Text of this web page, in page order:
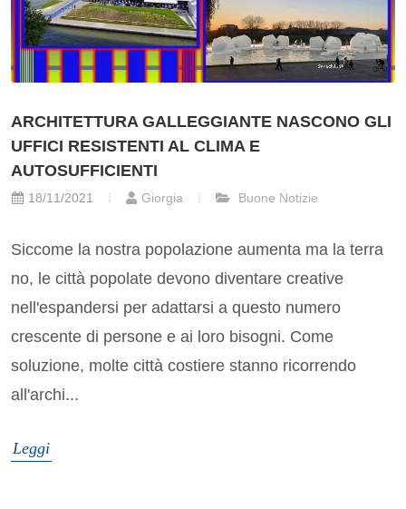
ARCHITETTURA GALLEGGIANTE NASCONO GLI
UFFICI RESISTENTI AL CLIMA E
AUTOSUFFICIENTI
18/11/2021 Giorgia Buone Notizie
Siccome la nostra popolazione aumenta ma la terra
no, le città popolate devono diventare creative
nell'espandersi per adattarsi a questo numero
crescente di persone e ai loro bisogni. Come
soluzione, molte città costiere stanno ricorrendo
all'archi...
Leggi